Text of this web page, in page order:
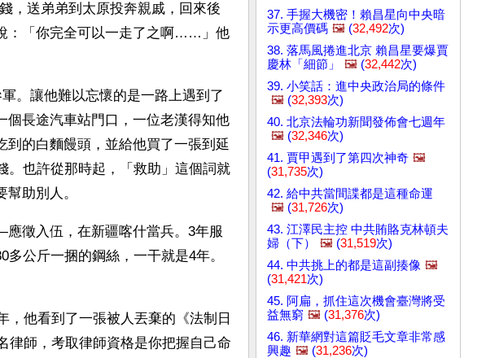
，送弟弟到太原投奔親戚，回來後
：「你完全可以一走了之啊……」他
。讓他難以忘懷的是一路上遇到了
個長途汽車站門口，一位老漢得知他
到的白麵饅頭，並給他買了一張到延
。也許從那時起，「救助」這個詞就
助別人。
徵入伍，在新疆喀什當兵。3年服
公斤一捆的鋼絲，一干就是4年。
，他看到了一張被人丟棄的《法制日
律師，考取律師資格是你把握自己命
37. 手握大機密！賴昌星向中央暗
示更高價碼 🖼️ (32,492次)
38. 落馬風捲進北京 賴昌星要爆賈
慶林「細節」
🖼️ (32,442次)
39. 小笑話：進中央政治局的條件
🖼️ (32,393次)
40. 北京法輪功新聞發佈會七週年
🖼️ (32,346次)
41. 賈甲遇到了第四次神奇 🖼️
(31,735次)
42. 給中共當間諜都是這種命運
🖼️ (31,726次)
43. 江澤民主控 中共賄賂克林頓夫
婦（下）
🖼️ (31,519次)
44. 中共挑上的都是這副揍像 🖼️
(31,421次)
45. 阿扁，抓住這次機會臺灣將受
益無窮 🖼️ (31,376次)
46. 新華網對這篇貶毛文章非常感
興趣 🖼️ (31,236次)